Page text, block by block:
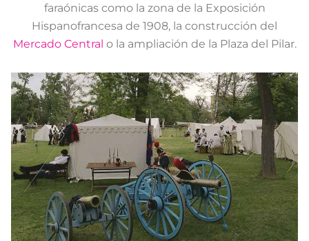
faraónicas como la zona de la Exposición
Hispanofrancesa de 1908, la construcción del
Mercado Central o la ampliación de la Plaza del Pilar.